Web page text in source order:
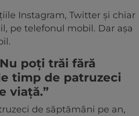
Instagram, Twitter și chiar
pe telefonul mobil. Dar așa
poți trăi fără
timp de patruzeci
viață.”
de săptămâni pe an,